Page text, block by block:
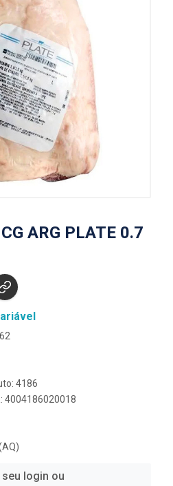
ARG PLATE 0.7
4186
4004186020018
seu login ou